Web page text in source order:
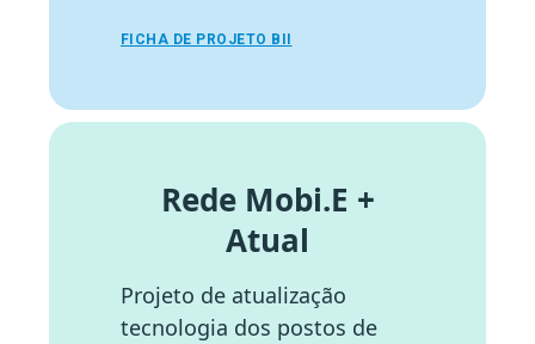
FICHA DE PROJETO BII
Rede Mobi.E +
Atual
Projeto de atualização
tecnologia dos postos de